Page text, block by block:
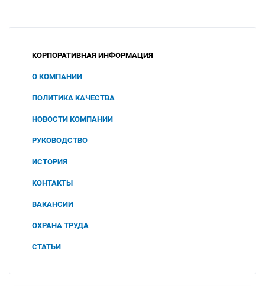
КОРПОРАТИВНАЯ ИНФОРМАЦИЯ
О КОМПАНИИ
ПОЛИТИКА КАЧЕСТВА
НОВОСТИ КОМПАНИИ
РУКОВОДСТВО
ИСТОРИЯ
КОНТАКТЫ
ВАКАНСИИ
ОХРАНА ТРУДА
2024
ПРОМЫШЛЕННОЙ БЕЗОПАСНОСТИ
СТАТЬИ